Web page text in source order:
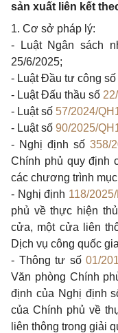
sản xuất liên kết
1. Cơ sở pháp lý:
-
Luật Ngân sách
25/6/2025;
- Luật Đầu tư công số
- Luật Đấu thầu số
- Luật số 57/2024/
- Luật số 90/2025/
- Nghị định số 358/
Chính phủ quy định
các chương trình
- Nghị định 118/
phủ về thực hiện
cửa, một cửa liên
Dịch vụ công quốc
- Thông tư số01/
Văn phòng Chính
định của Nghị định
của Chính phủ về
liên thông trong giải